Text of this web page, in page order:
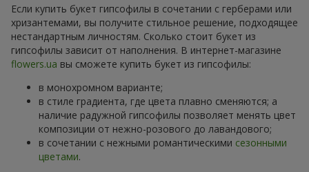
Если купить букет гипсофилы в сочетании с герберами или
хризантемами, вы получите стильное решение, подходящее
нестандартным личностям. Сколько стоит букет из
гипсофилы зависит от наполнения. В интернет-магазине
flowers.ua вы сможете купить букет из гипсофилы:
в монохромном варианте;
в стиле градиента, где цвета плавно сменяются; а
наличие радужной гипсофилы позволяет менять цвет
композиции от нежно-розового до лавандового;
в сочетании с нежными романтическими сезонными
цветами.